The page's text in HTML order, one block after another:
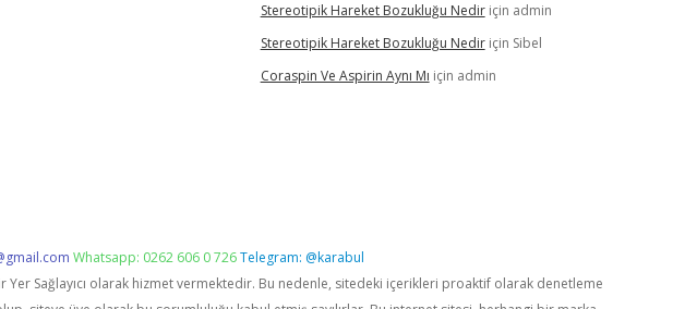
Stereotipik Hareket Bozukluğu Nediriçin admin
Stereotipik Hareket Bozukluğu Nediriçin Sibel
Coraspin Ve Aspirin Aynı Mı için admin
Whatsapp: 0262 606 0 726Telegram: @karabul
Yer Sağlayıcı olarak hizmet vermektedir. Bu nedenle, sitedeki içerikleri proaktif olarak denetleme